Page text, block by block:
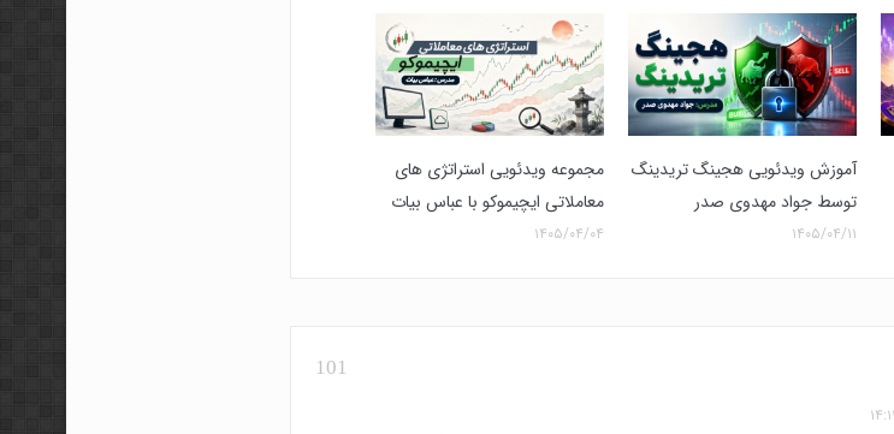
آموزش ویدئویی هجینگ تریدینگ
توسط جواد مهدوی صدر
۱۴۰۵/۰۴/۱۱
مجموعه ویدئویی استراتژی های
معاملاتی ایچیموکو با عباس بیات
۱۴۰۵/۰۴/۰۴
101